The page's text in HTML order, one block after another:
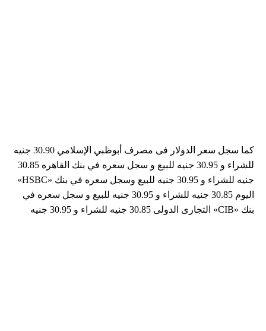
كما سجل سعر الدولار فى مصرف أبوظبي الإسلامي 30.90 جنيه
للشراء و 30.95 جنيه للبيع و سجل سعره في بنك القاهره 30.85
جنيه للشراء و 30.95 جنيه للبيع وسجل سعره في بنك «HSBC»
اليوم 30.85 جنيه للشراء و 30.95 جنيه للبيع و سجل سعره في
بنك «CIB» التجارى الدولى 30.85 جنيه للشراء و 30.95 جنيه